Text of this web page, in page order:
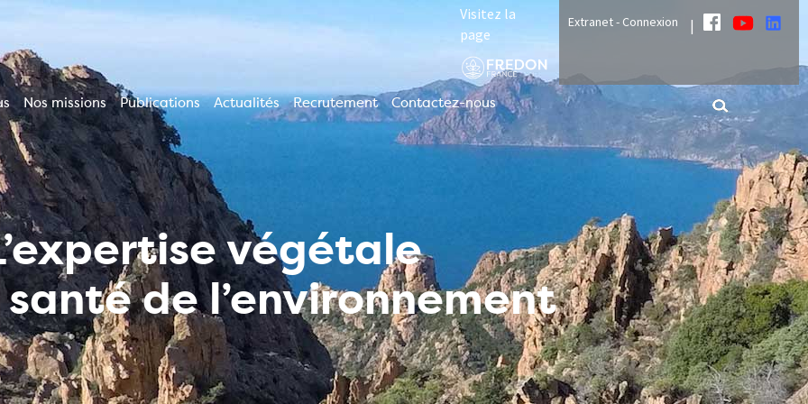
Visitez la
page
Extranet - Connexion |
Nos missions Publications Actualités Recrutement Contactez-nous
végétale
de l’environnement